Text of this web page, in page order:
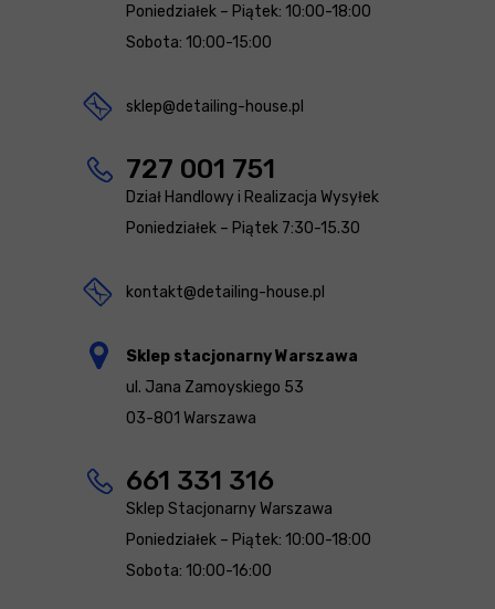
Poniedziałek – Piątek: 10:00-18:00
Sobota: 10:00-15:00
sklep@detailing-house.pl
727 001 751
Dział Handlowy i Realizacja Wysyłek
Poniedziałek – Piątek 7:30-15.30
kontakt@detailing-house.pl
Sklep stacjonarny Warszawa
ul. Jana Zamoyskiego 53
03-801 Warszawa
661 331 316
Sklep Stacjonarny Warszawa
Poniedziałek – Piątek: 10:00-18:00
Sobota: 10:00-16:00